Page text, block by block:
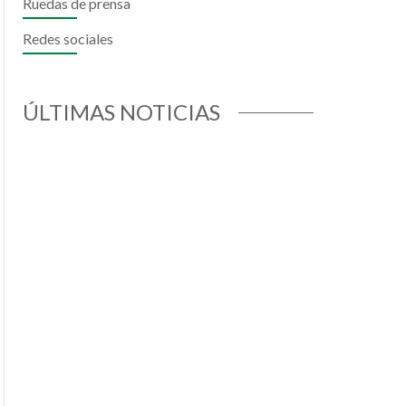
WhatsApp
Redes sociales
ÚLTIMAS NOTICIAS